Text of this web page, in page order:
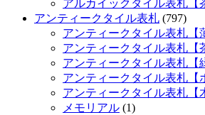
アルカイックタイル表札【
アンティークタイル表札 (797)
アンティークタイル表札【
アンティークタイル表札【
アンティークタイル表札【
アンティークタイル表札【
アンティークタイル表札【
メモリアル (1)